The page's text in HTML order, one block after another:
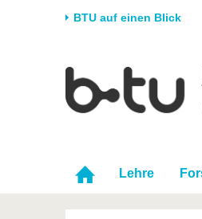
BTU auf einen Blick
Universität
Karriere & Engagement
Partnerschaften &
Strukturwandel
Lehre